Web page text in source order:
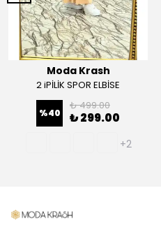
Moda Krash
2 iPİLİK SPOR ELBİSE
%40
₺ 499.00
₺ 299.00
+2